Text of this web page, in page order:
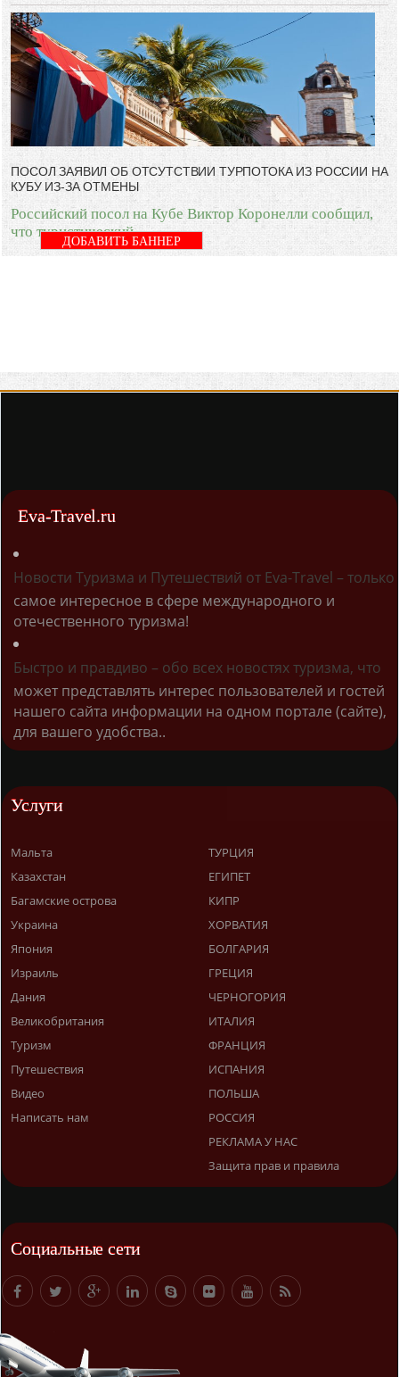
ПОСОЛ ЗАЯВИЛ ОБ ОТСУТСТВИИ ТУРПОТОКА ИЗ РОССИИ НА
КУБУ ИЗ-ЗА ОТМЕНЫ
Российский посол на Кубе Виктор Коронелли сообщил,
что туристический
ДОБАВИТЬ БАННЕР
Eva-Travel.ru
Новости Туризма и Путешествий от Eva-Travel – только
самое интересное в сфере международного и
отечественного туризма!
Быстро и правдиво – обо всех новостях туризма, что
может представлять интерес пользователей и гостей
нашего сайта информации на одном портале (сайте),
для вашего удобства..
Услуги
Мальта
Казахстан
Багамские острова
Украина
Япония
Израиль
Дания
Великобритания
Туризм
Путешествия
Видео
Написать нам
ТУРЦИЯ
ЕГИПЕТ
КИПР
ХОРВАТИЯ
БОЛГАРИЯ
ГРЕЦИЯ
ЧЕРНОГОРИЯ
ИТАЛИЯ
ФРАНЦИЯ
ИСПАНИЯ
ПОЛЬША
РОССИЯ
РЕКЛАМА У НАС
Защита прав и правила
Социальные сети